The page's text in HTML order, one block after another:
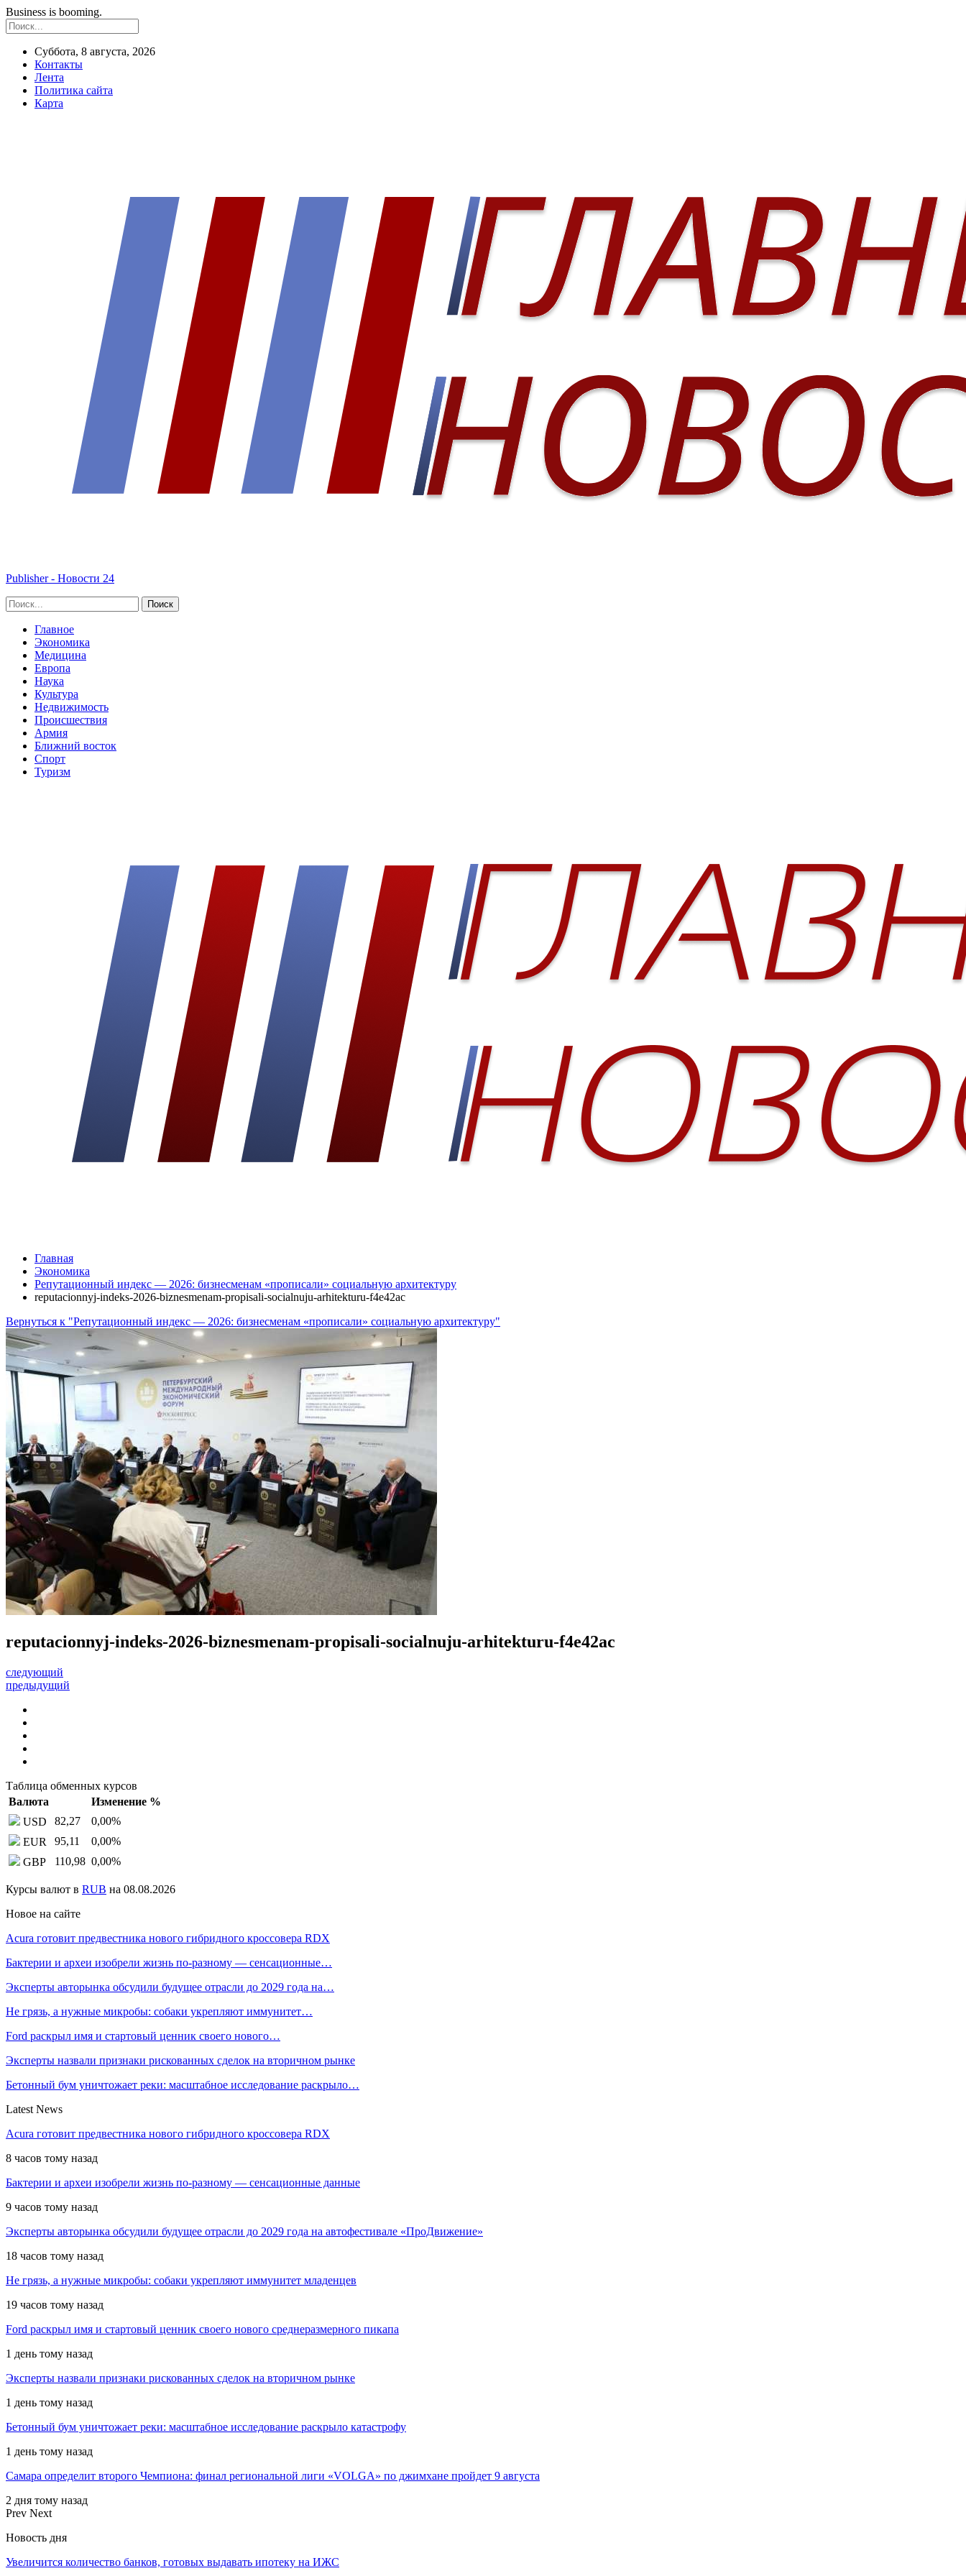
Business is booming.
Суббота, 8 августа, 2026
Контакты
Лента
Политика сайта
Карта
Publisher - Новости 24
Главное
Экономика
Медицина
Европа
Наука
Культура
Недвижимость
Происшествия
Армия
Ближний восток
Спорт
Туризм
Главная
Экономика
Репутационный индекс — 2026: бизнесменам «прописали» социальную архитектуру
reputacionnyj-indeks-2026-biznesmenam-propisali-socialnuju-arhitekturu-f4e42ac
Вернуться к "Репутационный индекс — 2026: бизнесменам «прописали» социальную архитектуру"
reputacionnyj-indeks-2026-biznesmenam-propisali-socialnuju-arhitekturu-f4e42ac
следующий
предыдущий
Таблица обменных курсов
Валюта
Изменение %
USD
82,27 0,00%
EUR
95,11 0,00%
GBP
110,98 0,00%
Курсы валют в RUB на 08.08.2026
Новое на сайте
Acura готовит предвестника нового гибридного кроссовера RDX
Бактерии и археи изобрели жизнь по-разному — сенсационные…
Эксперты авторынка обсудили будущее отрасли до 2029 года на…
Не грязь, а нужные микробы: собаки укрепляют иммунитет…
Ford раскрыл имя и стартовый ценник своего нового…
Эксперты назвали признаки рискованных сделок на вторичном рынке
Бетонный бум уничтожает реки: масштабное исследование раскрыло…
Latest News
Acura готовит предвестника нового гибридного кроссовера RDX
8 часов тому назад
Бактерии и археи изобрели жизнь по-разному — сенсационные данные
9 часов тому назад
Эксперты авторынка обсудили будущее отрасли до 2029 года на автофестивале «ПроДвижение»
18 часов тому назад
Не грязь, а нужные микробы: собаки укрепляют иммунитет младенцев
19 часов тому назад
Ford раскрыл имя и стартовый ценник своего нового среднеразмерного пикапа
1 день тому назад
Эксперты назвали признаки рискованных сделок на вторичном рынке
1 день тому назад
Бетонный бум уничтожает реки: масштабное исследование раскрыло катастрофу
1 день тому назад
Самара определит второго Чемпиона: финал региональной лиги «VOLGA» по джимхане пройдет 9 августа
2 дня тому назад
Prev Next
Новость дня
Увеличится количество банков, готовых выдавать ипотеку на ИЖС